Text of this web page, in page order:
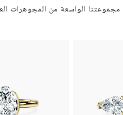
الواسعة من المجوهرات